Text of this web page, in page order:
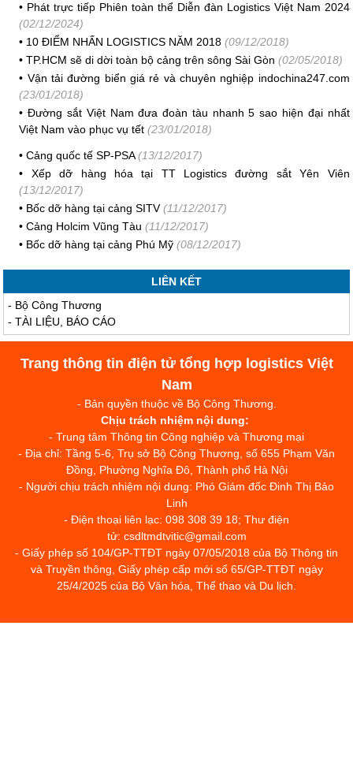
• Phát trực tiếp Phiên toàn thể Diễn đàn Logistics Việt Nam 2024
(02/12/2024)
• 10 ĐIỂM NHẤN LOGISTICS NĂM 2018 (09/12/2018)
•TP.HCM sẽ di dời toàn bộ cảng trên sông Sài Gòn (02/05/2018)
• Vận tải đường biển giá rẻ và chuyên nghiệp indochina247.com
(23/01/2018)
•Đường sắt Việt Nam đưa đoàn tàu nhanh 5 sao hiện đại nhất
Việt Nam vào phục vụ tết (23/01/2018)
•Cảng quốc tế SP-PSA(13/12/2017)
• Xếp dỡ hàng hóa tại TT Logistics đường sắt Yên Viên
(13/12/2017)
• Bốc dỡ hàng tại cảng SITV (11/12/2017)
•Cảng Holcim Vũng Tàu (11/12/2017)
• Bốc dỡ hàng tại cảng Phú Mỹ (08/12/2017)
LIÊN KẾT
- Bộ Công Thương
-TÀI LIỆU, BÁO CÁO
Trang thông tin điện tử tổng hợp logistics Việt
Nam
- Bản quyền thuộc về Bộ Công Thương.
Chịu trách nhiệm nội dung:
- Trung tâm Thông tin Công nghiệp và Thương mại
- Địa chỉ: Tầng 5-6, Trụ sở Bộ Công Thương, số 655 Phạm Văn
Đồng, Phường Nghĩa Đô, Thành phố Hà Nội
- Người chịu trách nhiệm nội dung: Phó Giám đốc Đinh Thị Bảo
Linh
- Điện thoại liên lạc: 098 308 39 18; Thư điện
tử: csdltmdtvitic@gmail.com
- Giấy phép số 104/GP-TTĐT ngày 07/05/2018 của Bộ Thông tin
và Truyền thông, Giấy phép cấp mới số 65/GP-TTĐT ngày
25/4/2025 của Bộ Văn hóa, Thể thao và Du lịch.